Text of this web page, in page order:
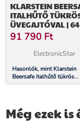
KLARSTEIN
ITALHŰTŐ
ÜVEGAJTÓVAL | 64
CM | LED-ES BELSŐ
VILÁGÍTÁS
91 790 Ft
ElectronicStar
Hasonlók, mint Klarstein
Beersafe italhűtő tükrös
üvegajtóval | 64 x 48 cm |
Még ezek